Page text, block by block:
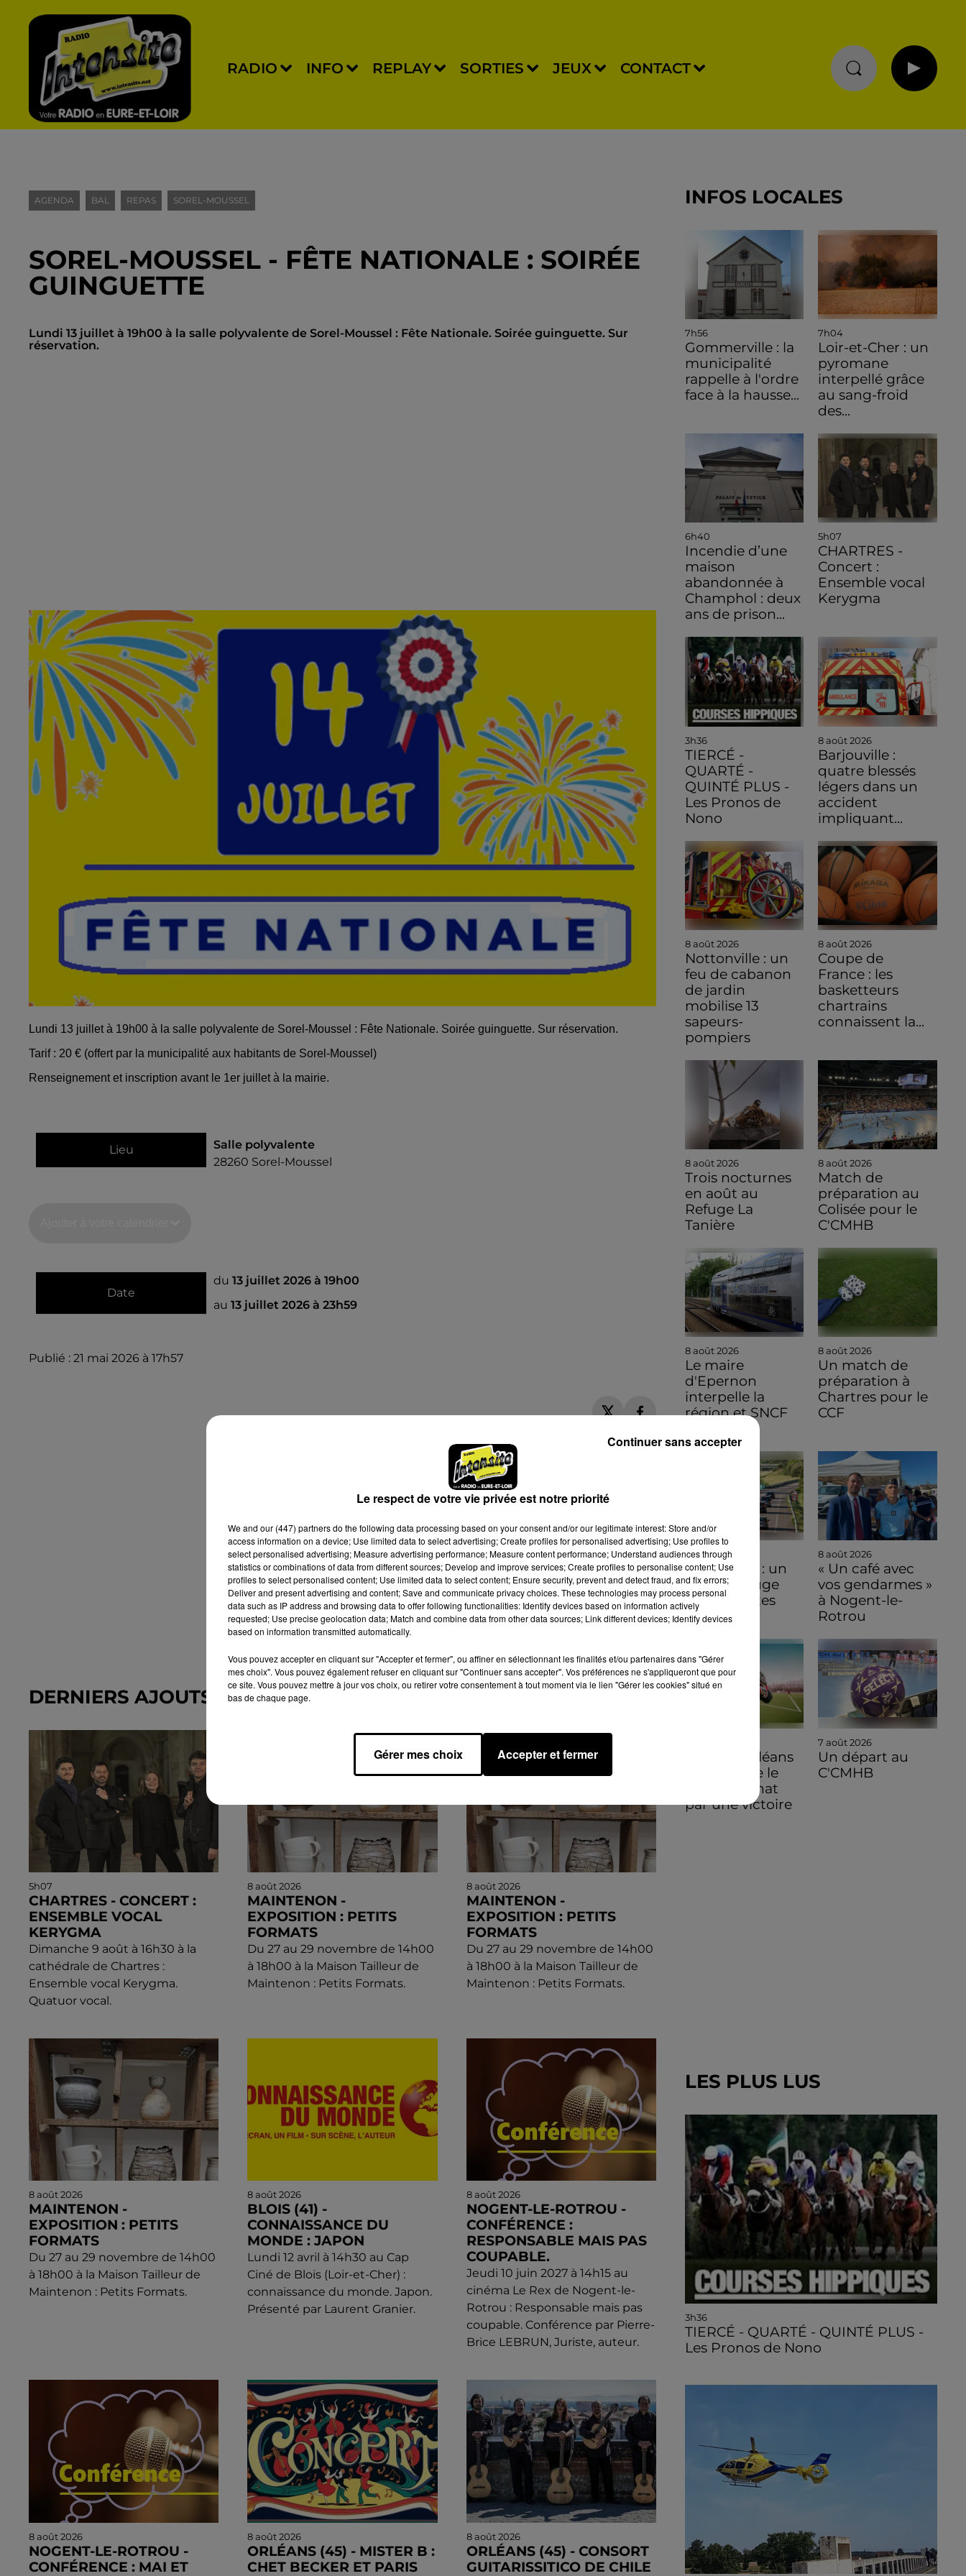
RADIO INFO REPLAY SORTIES JEUX CONTACT
AGENDA BAL REPAS SOREL-MOUSSEL
SOREL-MOUSSEL - FÊTE NATIONALE : SOIRÉE
GUINGUETTE
Lundi 13 juillet à 19h00 à la salle polyvalente de Sorel-Moussel : Fête Nationale. Soirée guinguette. Sur
réservation.
Lundi 13 juillet à 19h00 à la salle polyvalente de Sorel-Moussel : Fête Nationale. Soirée guinguette. Sur réservation.
Tarif : 20 € (offert par la municipalité aux habitants de Sorel-Moussel)
Renseignement et inscription avant le 1er juillet à la mairie.
Lieu
Salle polyvalente
28260 Sorel-Moussel
Date
du13 juillet 2026 à 19h00
au13 juillet 2026 à 23h59
Publié : 21 mai 2026 à 17h57
DERNIERS AJOUTS DANS L'AGENDA
5h07
CHARTRES - CONCERT :
ENSEMBLE VOCAL
KERYGMA
Dimanche 9 août à 16h30 à la
cathédrale de Chartres :
Ensemble vocal Kerygma.
Quatuor vocal.
8 août 2026
MAINTENON -
EXPOSITION : PETITS
FORMATS
Du 27 au 29 novembre de 14h00
à 18h00 à la Maison Tailleur de
Maintenon : Petits Formats.
8 août 2026
MAINTENON -
EXPOSITION : PETITS
FORMATS
Du 27 au 29 novembre de 14h00
à 18h00 à la Maison Tailleur de
Maintenon : Petits Formats.
8 août 2026
MAINTENON -
EXPOSITION : PETITS
FORMATS
Du 27 au 29 novembre de 14h00
à 18h00 à la Maison Tailleur de
Maintenon : Petits Formats.
8 août 2026
BLOIS (41) -
CONNAISSANCE DU
MONDE : JAPON
Lundi 12 avril à 14h30 au Cap
Ciné de Blois (Loir-et-Cher) :
connaissance du monde. Japon.
Présenté par Laurent Granier.
8 août 2026
NOGENT-LE-ROTROU -
CONFÉRENCE :
RESPONSABLE MAIS PAS
COUPABLE.
Jeudi 10 juin 2027 à 14h15 au
cinéma Le Rex de Nogent-le-
Rotrou : Responsable mais pas
coupable. Conférence par Pierre-
Brice LEBRUN, Juriste, auteur.
8 août 2026
NOGENT-LE-ROTROU -
CONFÉRENCE : MAI ET
8 août 2026
ORLÉANS (45) - MISTER B :
CHET BECKER ET PARIS
8 août 2026
ORLÉANS (45) - CONSORT
GUITARISSITICO DE CHILE
INFOS LOCALES
7h56
Gommerville : la
municipalité
rappelle à l'ordre
face à la hausse...
7h04
Loir-et-Cher : un
pyromane
interpellé grâce
au sang-froid
des...
6h40
Incendie d’une
maison
abandonnée à
Champhol : deux
ans de prison...
5h07
CHARTRES -
Concert :
Ensemble vocal
Kerygma
3h36
TIERCÉ -
QUARTÉ -
QUINTÉ PLUS -
Les Pronos de
Nono
8 août 2026
Barjouville :
quatre blessés
légers dans un
accident
impliquant...
8 août 2026
Nottonville : un
feu de cabanon
de jardin
mobilise 13
sapeurs-
pompiers
8 août 2026
Coupe de
France : les
basketteurs
chartrains
connaissent la...
8 août 2026
Trois nocturnes
en août au
Refuge La
Tanière
8 août 2026
Match de
préparation au
Colisée pour le
C'CMHB
8 août 2026
Le maire
d'Epernon
interpelle la
région et SNCF
8 août 2026
Un match de
préparation à
Chartres pour le
CCF
8 août 2026
Bison Futé : un
samedi rouge
sur les routes
8 août 2026
« Un café avec
vos gendarmes »
à Nogent-le-
Rotrou
Ligue 3, Orléans
commence le
championnat
par une victoire
7 août 2026
Un départ au
C'CMHB
LES PLUS LUS
3h36
TIERCÉ - QUARTÉ - QUINTÉ PLUS -
Les Pronos de Nono
Le respect de votre vie privée est notre priorité
We and our (447) partnersdo the following data processing based on your consent and/or our legitimate interest: Store and/or
access information on a device; Use limited data to select advertising; Create profiles for personalised advertising; Use profiles to
select personalised advertising; Measure advertising performance; Measure content performance; Understand audiences through
statistics or combinations of data from different sources; Develop and improve services; Create profiles to personalise content; Use
profiles to select personalised content; Use limited data to select content; Ensure security, prevent and detect fraud, and fix errors;
Deliver and present advertising and content; Save and communicate privacy choices. These technologies may process personal
data such as IP address and browsing data to offer following functionalities: Identify devices based on information actively
requested; Use precise geolocation data; Match and combine data from other data sources; Link different devices; Identify devices
based on information transmitted automatically.
Vous pouvez accepter en cliquant sur "Accepter et fermer", ou affiner en sélectionnant les finalités et/ou partenaires dans "Gérer
mes choix". Vous pouvez également refuser en cliquant sur "Continuer sans accepter". Vos préférences ne s'appliqueront que pour
ce site. Vous pouvez mettre à jour vos choix, ou retirer votre consentement à tout moment via le lien "Gérer les cookies" situé en
bas de chaque page.
Gérer mes choix Accepter et fermer
Continuer sans accepter